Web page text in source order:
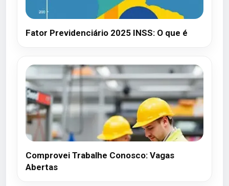
Fator Previdenciário 2025 INSS: O que é
Comprovei Trabalhe Conosco: Vagas
Abertas